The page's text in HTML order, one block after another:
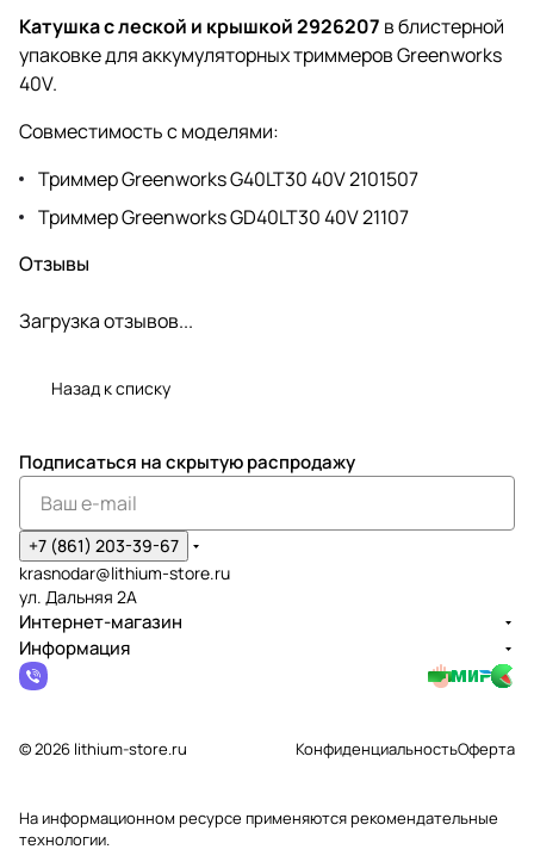
Катушка с леской и крышкой 2926207 в блистерной
упаковке для аккумуляторных триммеров Greenworks
40V.
Совместимость с моделями:
Триммер Greenworks G40LT30 40V 2101507
Триммер Greenworks GD40LT30 40V 21107
Отзывы
Загрузка отзывов...
Назад к списку
Подписаться на скрытую распродажу
+7 (861) 203-39-67
krasnodar@lithium-store.ru
ул. Дальняя 2А
Интернет-магазин
Информация
© 2026 lithium-store.ru КонфиденциальностьОферта
На информационном ресурсе применяютсярекомендательные
технологии.